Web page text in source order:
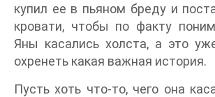
купил ее в пьяном бреду и
кровати, чтобы по факту
Яны касались холста, а это
охренеть какая важная история.
Пусть хоть что-то, чего она